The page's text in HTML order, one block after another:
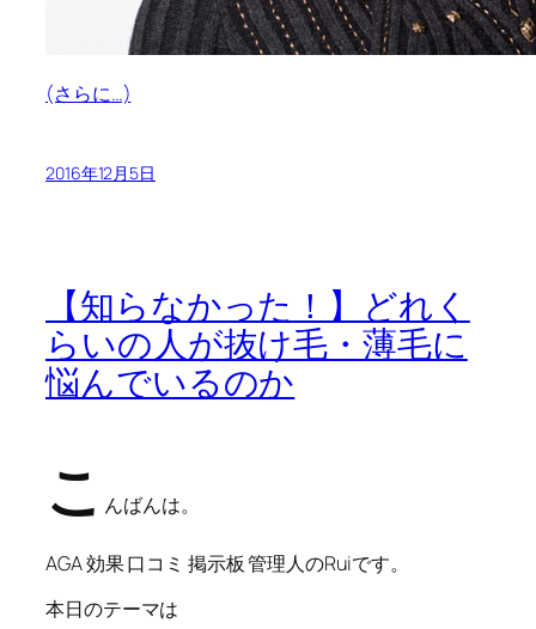
(さらに…)
2016年12月5日
【知らなかった！】どれく
らいの人が抜け毛・薄毛に
悩んでいるのか
こ んばんは。
AGA 効果 口コミ 掲示板 管理人のRuiです。
本日のテーマは